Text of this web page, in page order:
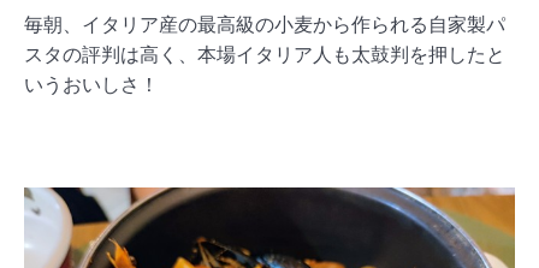
毎朝、イタリア産の最高級の小麦から作られる自家製パ
スタの評判は高く、本場イタリア人も太鼓判を押したと
いうおいしさ！